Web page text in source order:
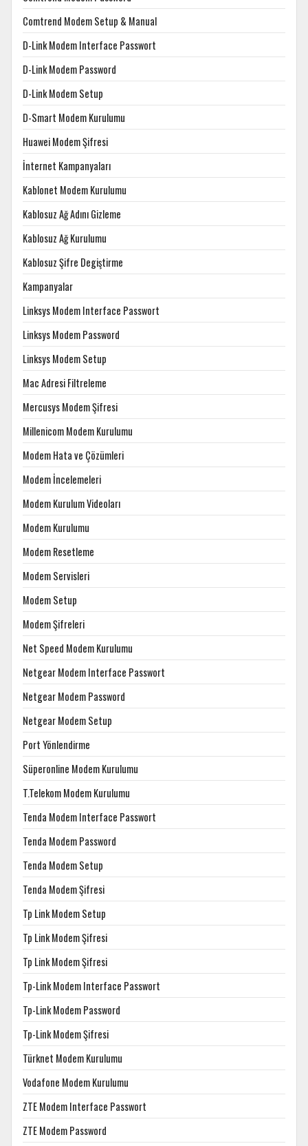
Comtrend Modem Setup & Manual
D-Link Modem Interface Passwort
D-Link Modem Password
D-Link Modem Setup
D-Smart Modem Kurulumu
Huawei Modem Şifresi
İnternet Kampanyaları
Kablonet Modem Kurulumu
Kablosuz Ağ Adını Gizleme
Kablosuz Ağ Kurulumu
Kablosuz Şifre Degiştirme
Kampanyalar
Linksys Modem Interface Passwort
Linksys Modem Password
Linksys Modem Setup
Mac Adresi Filtreleme
Mercusys Modem Şifresi
Millenicom Modem Kurulumu
Modem Hata ve Çözümleri
Modem İncelemeleri
Modem Kurulum Videoları
Modem Kurulumu
Modem Resetleme
Modem Servisleri
Modem Setup
Modem Şifreleri
Net Speed Modem Kurulumu
Netgear Modem Interface Passwort
Netgear Modem Password
Netgear Modem Setup
Port Yönlendirme
Süperonline Modem Kurulumu
T.Telekom Modem Kurulumu
Tenda Modem Interface Passwort
Tenda Modem Password
Tenda Modem Setup
Tenda Modem Şifresi
Tp Link Modem Setup
Tp Link Modem Şifresi
Tp Link Modem Şifresi
Tp-Link Modem Interface Passwort
Tp-Link Modem Password
Tp-Link Modem Şifresi
Türknet Modem Kurulumu
Vodafone Modem Kurulumu
ZTE Modem Interface Passwort
ZTE Modem Password